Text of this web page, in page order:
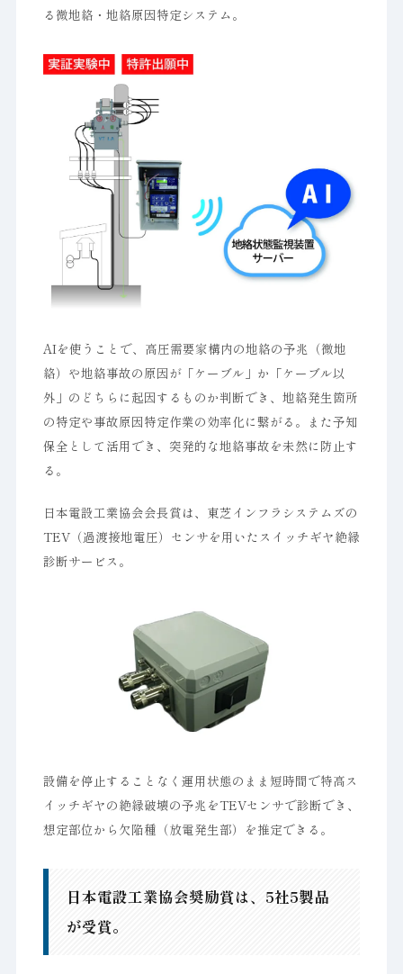
る微地絡・地絡原因特定システム。
AIを使うことで、高圧需要家構内の地絡の予兆（微地
絡）や地絡事故の原因が「ケーブル」か「ケーブル以
外」のどちらに起因するものか判断でき、地絡発生箇所
の特定や事故原因特定作業の効率化に繋がる。また予知
保全として活用でき、突発的な地絡事故を未然に防止す
る。
日本電設工業協会会長賞は、東芝インフラシステムズの
TEV（過渡接地電圧）センサを用いたスイッチギヤ絶縁
診断サービス。
設備を停止することなく運用状態のまま短時間で特高ス
イッチギヤの絶縁破壊の予兆をTEVセンサで診断でき、
想定部位から欠陥種（放電発生部）を推定できる。
日本電設工業協会奨励賞は、5社5製品
が受賞。